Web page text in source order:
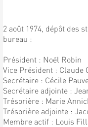
2 août 1974, dépôt des
bureau :
Président : Noël Robin
Vice Président : Claude
Secrétaire : Cécile
Secrétaire adjointe :
Trésorière : Marie
Trésorière adjointe :
Membre actif : Louis